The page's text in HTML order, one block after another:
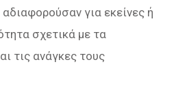
για εκείνες ή
σχετικά με τα
τις ανάγκες τους